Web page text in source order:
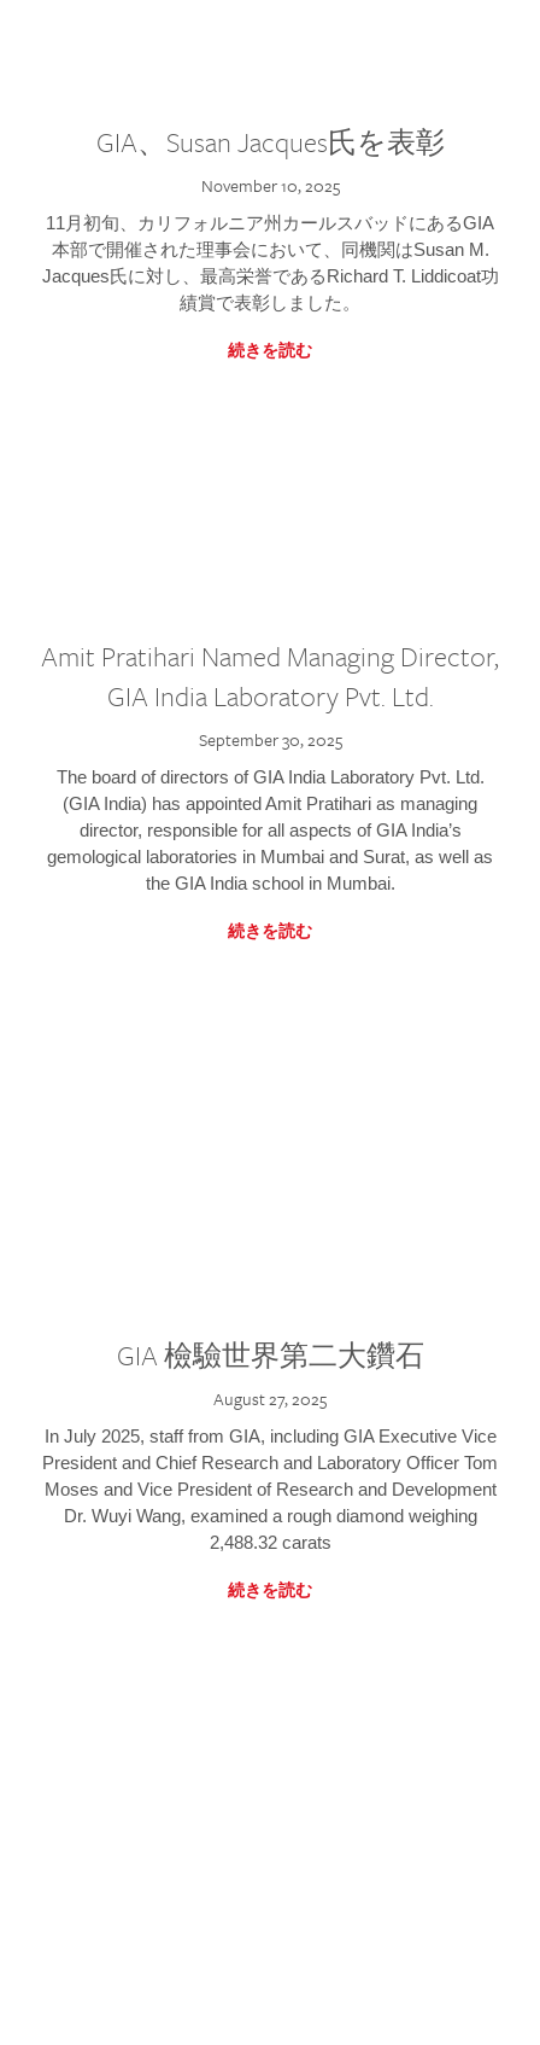
GIA、Susan Jacques氏を表彰
November 10, 2025
11月初旬、カリフォルニア州カールスバッドにあるGIA
本部で開催された理事会において、同機関はSusan M.
Jacques氏に対し、最高栄誉であるRichard T. Liddicoat功
績賞で表彰しました。
続きを読む
Amit Pratihari Named Managing Director,
GIA India Laboratory Pvt. Ltd.
September 30, 2025
The board of directors of GIA India Laboratory Pvt. Ltd.
(GIA India) has appointed Amit Pratihari as managing
director, responsible for all aspects of GIA India’s
gemological laboratories in Mumbai and Surat, as well as
the GIA India school in Mumbai.
続きを読む
GIA 檢驗世界第二大鑽石
August 27, 2025
In July 2025, staff from GIA, including GIA Executive Vice
President and Chief Research and Laboratory Officer Tom
Moses and Vice President of Research and Development
Dr. Wuyi Wang, examined a rough diamond weighing
2,488.32 carats
続きを読む